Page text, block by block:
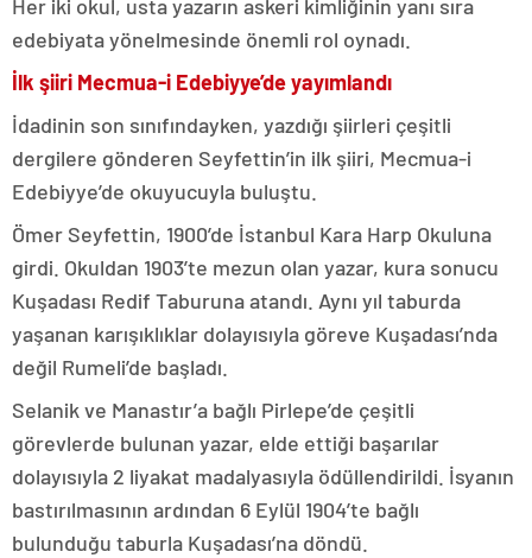
Her iki okul, usta yazarın askeri kimliğinin yanı sıra
edebiyata yönelmesinde önemli rol oynadı.
İlk şiiri Mecmua-i Edebiyye’de yayımlandı
İdadinin son sınıfındayken, yazdığı şiirleri çeşitli
dergilere gönderen Seyfettin’in ilk şiiri, Mecmua-i
Edebiyye’de okuyucuyla buluştu.
Ömer Seyfettin, 1900’de İstanbul Kara Harp Okuluna
girdi. Okuldan 1903’te mezun olan yazar, kura sonucu
Kuşadası Redif Taburuna atandı. Aynı yıl taburda
yaşanan karışıklıklar dolayısıyla göreve Kuşadası’nda
değil Rumeli’de başladı.
Selanik ve Manastır’a bağlı Pirlepe’de çeşitli
görevlerde bulunan yazar, elde ettiği başarılar
dolayısıyla 2 liyakat madalyasıyla ödüllendirildi. İsyanın
bastırılmasının ardından 6 Eylül 1904’te bağlı
bulunduğu taburla Kuşadası’na döndü.